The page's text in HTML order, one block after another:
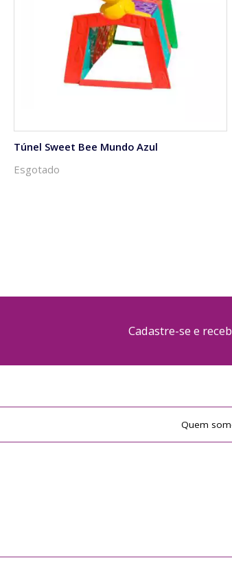
Túnel Sweet Bee Mundo Azul
Esgotado
Cadastre-se e
Quem